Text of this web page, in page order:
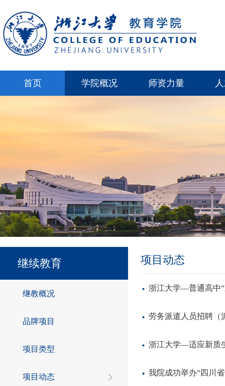
首页 学院概况 师资力量
继续教育
继教概况
品牌项目
项目类型
项目动态
项目动态
浙江大学—普通高中
劳务派遣人员招聘（
浙江大学—适应新质
我院成功举办“四川